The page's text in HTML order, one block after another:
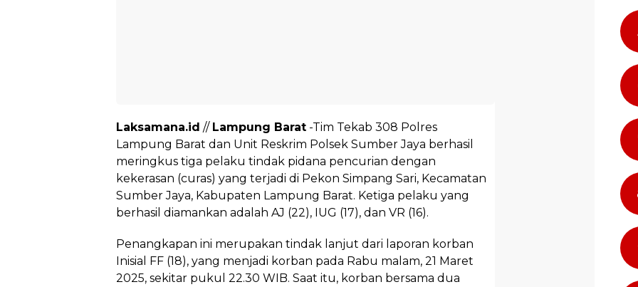
Laksamana.id // Lampung Barat -Tim Tekab 308 Polres
Lampung Barat dan Unit Reskrim Polsek Sumber Jaya berhasil
meringkus tiga pelaku tindak pidana pencurian dengan
kekerasan (curas) yang terjadi di Pekon Simpang Sari, Kecamatan
Sumber Jaya, Kabupaten Lampung Barat. Ketiga pelaku yang
berhasil diamankan adalah AJ (22), IUG (17), dan VR (16).
Penangkapan ini merupakan tindak lanjut dari laporan korban
Inisial FF (18), yang menjadi korban pada Rabu malam, 21 Maret
2025, sekitar pukul 22.30 WIB. Saat itu, korban bersama dua